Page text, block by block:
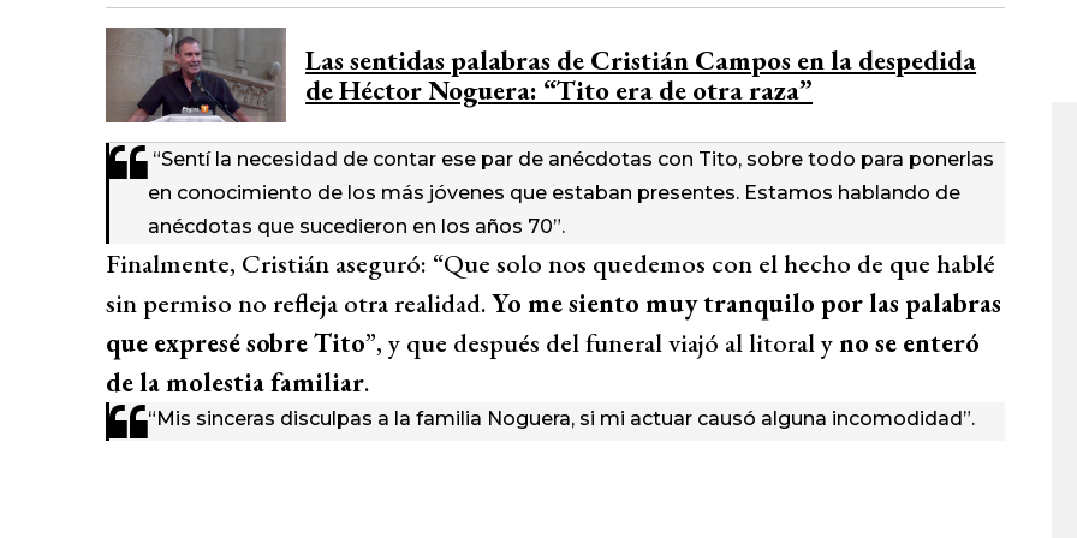
Las sentidas palabras de Cristián Campos en la despedida
de Héctor Noguera: “Tito era de otra raza”
“Sentí la necesidad de contar ese par de anécdotas con Tito, sobre todo para ponerlas
en conocimiento de los más jóvenes que estaban presentes. Estamos hablando de
anécdotas que sucedieron en los años 70”.
Finalmente, Cristián aseguró: “Que solo nos quedemos con el hecho de que hablé
sin permiso no refleja otra realidad.Yo me siento muy tranquilo por las palabras
que expresé sobre Tito”, y que después del funeral viajó al litoral yno se enteró
de la molestia familiar.
“Mis sinceras disculpas a la familia Noguera, si mi actuar causó alguna incomodidad”.